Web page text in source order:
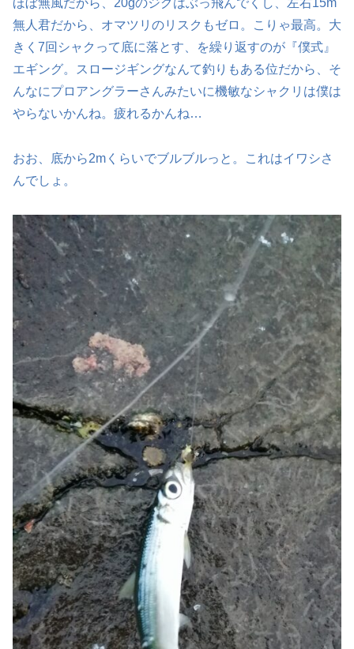
ほぼ無風だから、20gのジグはぶっ飛んでくし、左右15m
無人君だから、オマツリのリスクもゼロ。こりゃ最高。大
きく7回シャクって底に落とす、を繰り返すのが『僕式』
エギング。スロージギングなんて釣りもある位だから、そ
んなにプロアングラーさんみたいに機敏なシャクリは僕は
やらないかんね。疲れるかんね…
おお、底から2mくらいでブルブルっと。これはイワシさ
んでしょ。